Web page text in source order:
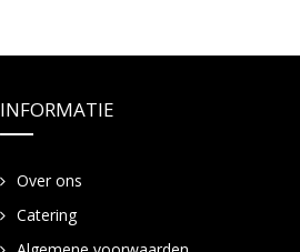
INFORMATIE
Over ons
Catering